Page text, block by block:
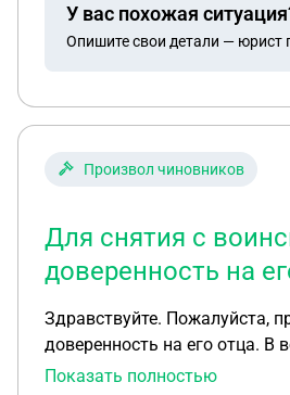
У вас похожая
Опишите свои детали — юрист
Произвол чиновников
Для снятия с
доверенность на
Здравствуйте. Пожалуйста,
доверенность на его отца. В
подавать заявление,
Показать полностью